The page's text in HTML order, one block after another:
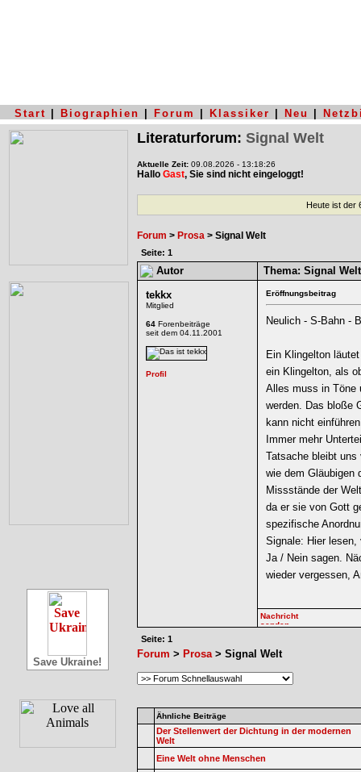
Start Biographien Forum Klassiker Neu
Save Ukraine!
Literaturforum: Signal Welt
Aktuelle Zeit: 09.08.2026 - 13:18:26
Hallo Gast, Sie sind nicht eingeloggt!
Heute ist der
Forum > Prosa > Signal Welt
Seite: 1
Autor Thema: Signal Welt
tekkx
Mitglied
64 Forenbeiträge
seit dem 04.11.2001
Eröffnungsbeitrag
Neulich - S-Bahn -
Ein Klingelton
ein Klingelton, als
Alles muss in Töne
werden. Das bloße
kann nicht
Immer mehr
Tatsache bleibt uns
wie dem Gläubigen
Missstände der
da er sie von Gott
spezifische
Signale: Hier lesen,
Ja / Nein sagen.
wieder vergessen,
Seite: 1
Forum > Prosa> Signal Welt
Ähnliche Beiträge
Der Stellenwert der Dichtung in der modernen
Welt
Eine Welt ohne Menschen